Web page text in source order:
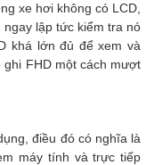
xe hơi không có LCD,
lập tức kiểm tra nó
khá lớn đủ để xem và
FHD một cách mượt
điều đó có nghĩa là
máy tính và trực tiếp